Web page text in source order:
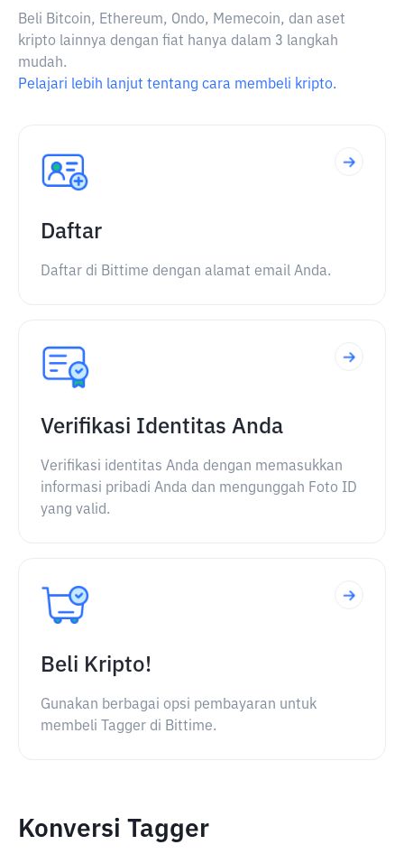
Beli Bitcoin, Ethereum, Ondo, Memecoin, dan aset
kripto lainnya dengan fiat hanya dalam 3 langkah
mudah.
Pelajari lebih lanjut tentang cara membeli kripto.
Daftar
Daftar di Bittime dengan alamat email Anda.
Verifikasi Identitas Anda
Verifikasi identitas Anda dengan memasukkan
informasi pribadi Anda dan mengunggah Foto ID
yang valid.
Beli Kripto!
Gunakan berbagai opsi pembayaran untuk
membeli Tagger di Bittime.
Konversi Tagger